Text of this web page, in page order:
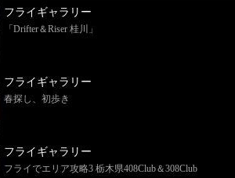
フライギャラリー
「Drifter＆Riser 桂川」
フライギャラリー
春探し、初歩き
フライギャラリー
フライでエリア攻略3 栃木県408Club＆308Club